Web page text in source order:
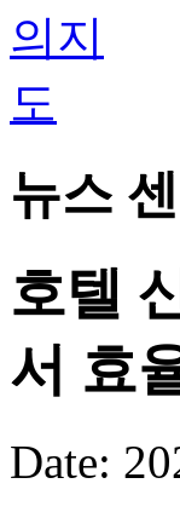
뉴스
호텔
서 효
Date: